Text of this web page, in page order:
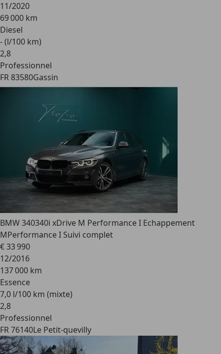
11/2020
69 000 km
Diesel
- (l/100 km)
2,8
Professionnel
FR 83580Gassin
BMW 340340i xDrive M Performance I Echappement
MPerformance I Suivi complet
€ 33 990
12/2016
137 000 km
Essence
7,0 l/100 km (mixte)
2,8
Professionnel
FR 76140Le Petit-quevilly